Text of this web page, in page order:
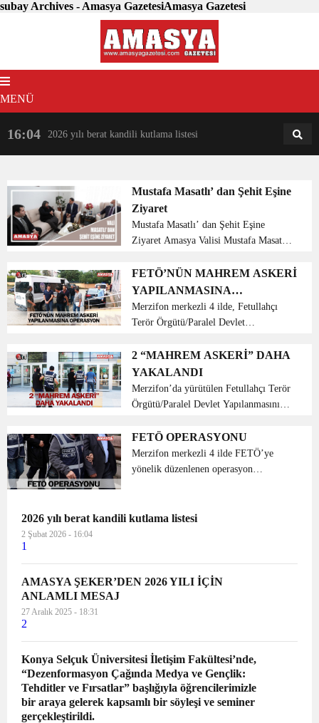
subay Archives - Amasya GazetesiAmasya Gazetesi
MENÜ
16:04 2026 yılı berat kandili kutlama listesi 18:31
Mustafa Masatlı’ dan Şehit Eşine
Ziyaret
Mustafa Masatlı’ dan Şehit Eşine
Ziyaret Amasya Valisi Mustafa Masatlı,
Rifat Şahin’in, Taşova ilçesinde yaşayan
eşi Yurdanur Şahin’i ziyare...
FETÖ’NÜN MAHREM ASKERİ
YAPILANMASINA
OPERASYON
Merzifon merkezli 4 ilde, Fetullahçı
Terör Örgütü/Paralel Devlet
“mahrem askeri yapılanmasına” yönelik
operasyonda gözaltındaki 6 şüpheliden
2’si tut...
2 “MAHREM ASKERİ” DAHA
YAKALANDI
Merzifon’da yürütülen Fetullahçı Terör
Örgütü/Paralel Devlet Yapılanmasının
yapılanmasına yönelik operasyonda,
aranan 2 şüpheli yakalandı.
FETÖ/PDY’ye yönelik soruştur...
FETÖ OPERASYONU
Merzifon merkezli 4 ilde FETÖ’ye
yönelik düzenlenen operasyon
kurdukları belirlenen 6 kişi gözaltına
2026 yılı berat kandili kutlama listesi
2 Şubat 2026 - 16:04
1
AMASYA ŞEKER’DEN 2026 YILI İÇİN
ANLAMLI MESAJ
27 Aralık 2025 - 18:31
2
Konya Selçuk Üniversitesi İletişim Fakültesi’nde,
“Dezenformasyon Çağında Medya ve Gençlik:
Tehditler ve Fırsatlar” başlığıyla öğrencilerimizle
bir araya gelerek kapsamlı bir söyleşi ve seminer
gerçekleştirildi.